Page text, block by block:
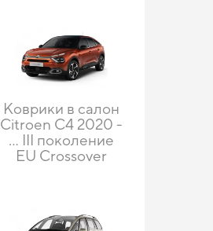
Коврики в салон
Citroen C4 2020 -
… III поколение
EU Crossover